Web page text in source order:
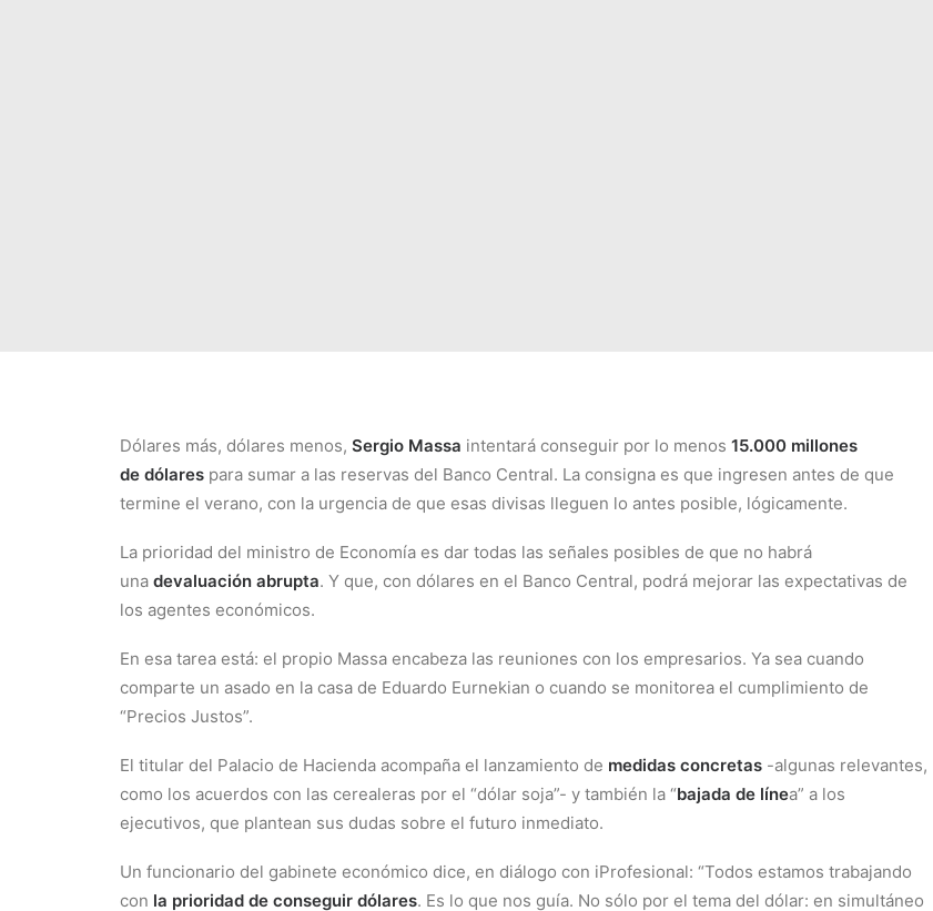
Dólares más, dólares menos, Sergio Massa intentará conseguir por lo menos 15.000 millones
de dólares para sumar a las reservas del Banco Central. La consigna es que ingresen antes de que
termine el verano, con la urgencia de que esas divisas lleguen lo antes posible, lógicamente.
La prioridad del ministro de Economía es dar todas las señales posibles de que no habrá
una devaluación abrupta. Y que, con dólares en el Banco Central, podrá mejorar las expectativas de
los agentes económicos.
En esa tarea está: el propio Massa encabeza las reuniones con los empresarios. Ya sea cuando
comparte un asado en la casa de Eduardo Eurnekian o cuando se monitorea el cumplimiento de
“Precios Justos”.
El titular del Palacio de Hacienda acompaña el lanzamiento de medidas concretas -algunas relevantes,
como los acuerdos con las cerealeras por el “dólar soja”- y también la “bajada de línea” a los
ejecutivos, que plantean sus dudas sobre el futuro inmediato.
Un funcionario del gabinete económico dice, en diálogo con iProfesional: “Todos estamos trabajando
con la prioridad de conseguir dólares. Es lo que nos guía. No sólo por el tema del dólar: en simultáneo